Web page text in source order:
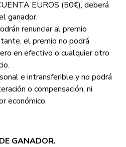
EUROS (50€), deberá
ganador.
renunciar al premio
el premio no podrá
en efectivo o cualquier otro
e intransferible y no podrá
o compensación, ni
económico.
GANADOR.